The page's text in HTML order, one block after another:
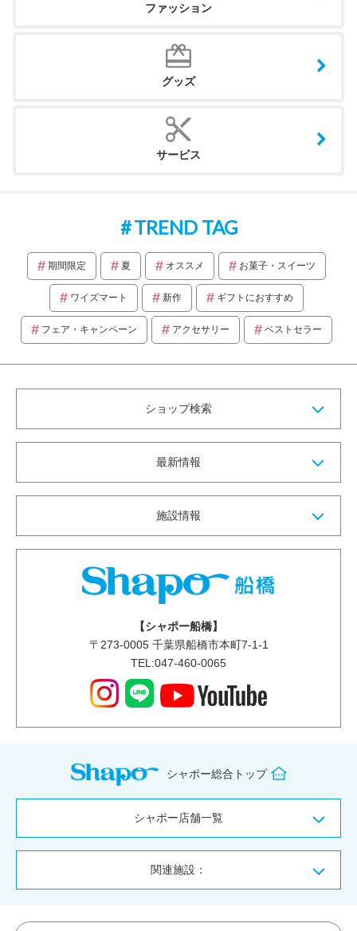
ファッション
グッズ
サービス
TREND TAG
期間限定 夏 オススメ お菓子・スイーツ
ワイズマート 新作 ギフトにおすすめ
フェア・キャンペーン アクセサリー ベストセラー
ショップ検索
最新情報
施設情報
【シャポー船橋】
〒 273-0005千葉県船橋市本町7-1-1
TEL:047-460-0065
シャポー総合トップ
シャポー店舗一覧
関連施設：